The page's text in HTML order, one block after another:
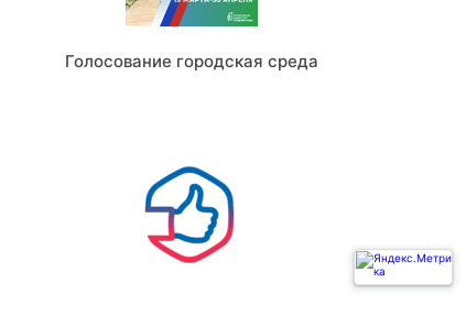
Голосование городская среда